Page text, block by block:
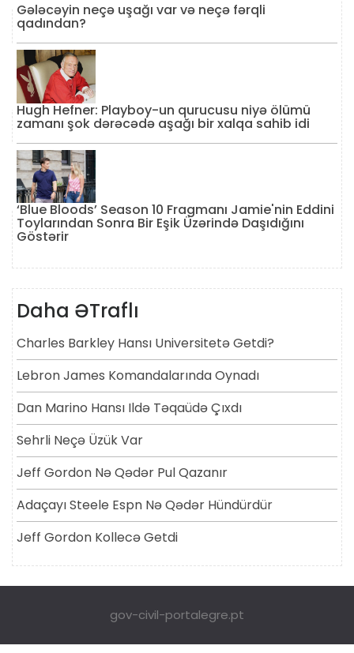
Gələcəyin neçə uşağı var və neçə fərqli
qadından?
Hugh Hefner: Playboy-un qurucusu niyə ölümü
zamanı şok dərəcədə aşağı bir xalqa sahib idi
‘Blue Bloods’ Season 10 Fragmanı Jamie'nin Eddini
Toylarından Sonra Bir Eşik Üzərində Daşıdığını
Göstərir
Daha ƏTraflı
Charles Barkley Hansı Universitetə ​​getdi?
Lebron James Komandalarında Oynadı
Dan Marino Hansı Ildə Təqaüdə Çıxdı
Sehrli Neçə Üzük Var
Jeff Gordon Nə Qədər Pul Qazanır
Adaçayı Steele Espn Nə Qədər Hündürdür
Jeff Gordon Kollecə Getdi
gov-civil-portalegre.pt